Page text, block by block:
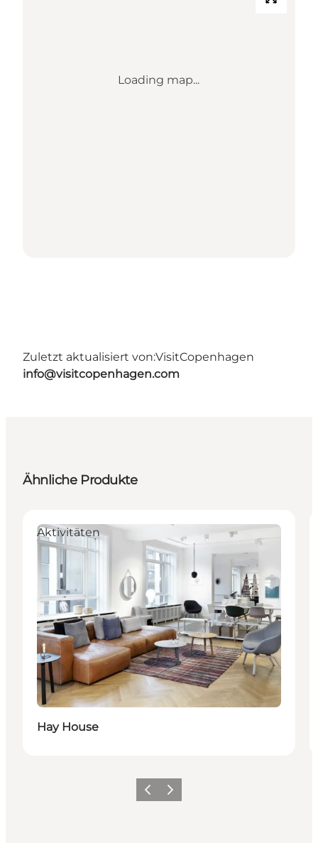
Loading map...
Zuletzt aktualisiert von:VisitCopenhagen
info@visitcopenhagen.com
Ähnliche Produkte
Aktivitäten
Hay House
ZurückWeiter